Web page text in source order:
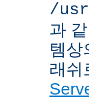
/
과
템상
래쉬